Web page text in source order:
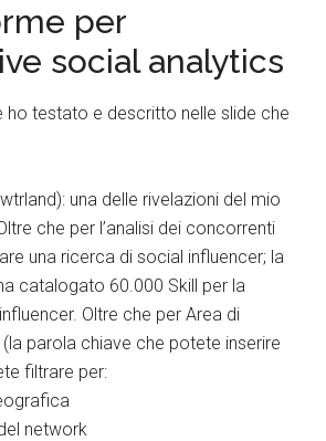
per
social analytics
ho testato e descritto nelle slide che
una delle rivelazioni del mio
che per l’analisi dei concorrenti
una ricerca di social influencer; la
catalogato 60.000 Skill per la
Oltre che per Area di
parola chiave che potete inserire
filtrare per:
network